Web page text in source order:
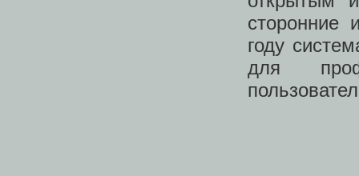
году
для